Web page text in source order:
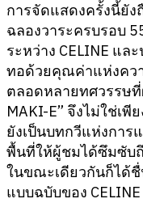
การจัดแสดงครั้งนี้ยัง
ฉลองวาระครบรอบ
ระหว่าง CELINE แ
ทอด้วยคุณค่าแห่งคว
ตลอดหลายทศวรรษที่
MAKI-E” จึงไม่ใช่เ
ยังเป็นบทกวีแห่งการ
พื้นที่ให้ผู้ชมได้ซึมซับ
ในขณะเดียวกันก็ได้
แบบฉบับของ